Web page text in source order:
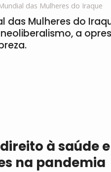
das Mulheres do Iraque
das Mulheres do
a
à saúde
na pandemia